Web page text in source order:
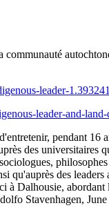
leader-
leader-and-
pendant
des universitaires
qu'auprès des
Dalhousie,
Stavenhagen,